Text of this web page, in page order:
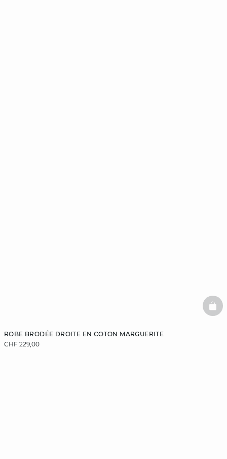
ROBE BRODÉE DROITE EN COTON MARGUERITE
CHF 229,00